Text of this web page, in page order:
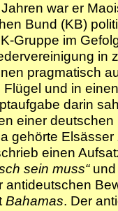
war er
Bund (KB)
Gruppe im
in
pragmatisch
und in
darin
einer deutschen
gehörte Elsässer
einen
sein muss“und
antideutschen
Bahamas. Der